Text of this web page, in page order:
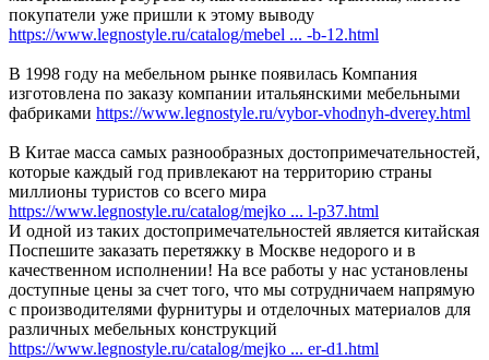
покупатели уже пришли к этому выводу
https://www.legnostyle.ru/catalog/mebel ... -b-12.html
В 1998 году на мебельном рынке появилась Компания
изготовлена по заказу компании итальянскими мебельными
фабриками https://www.legnostyle.ru/vybor-vhodnyh-dverey.html
В Китае масса самых разнообразных достопримечательностей,
которые каждый год привлекают на территорию страны
миллионы туристов со всего мира
https://www.legnostyle.ru/catalog/mejko ... l-p37.html
И одной из таких достопримечательностей является китайская
Поспешите заказать перетяжку в Москве недорого и в
качественном исполнении! На все работы у нас установлены
доступные цены за счет того, что мы сотрудничаем напрямую
с производителями фурнитуры и отделочных материалов для
различных мебельных конструкций
https://www.legnostyle.ru/catalog/mejko ... er-d1.html